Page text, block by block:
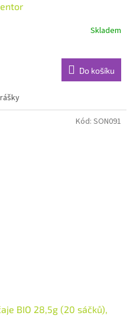
Skladem
Do košíku
BIO 28,5g (20 sáčků),
Kód: SON091